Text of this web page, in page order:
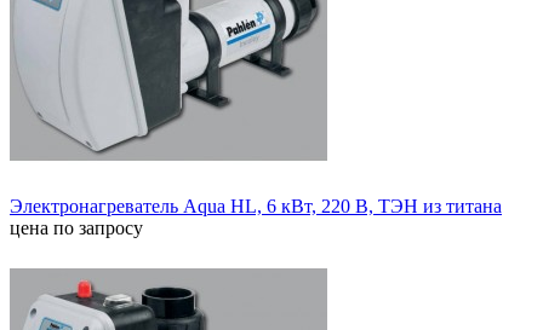
Электронагреватель Aqua HL, 6 кВт, 220 В, ТЭН из титана
цена по запросу